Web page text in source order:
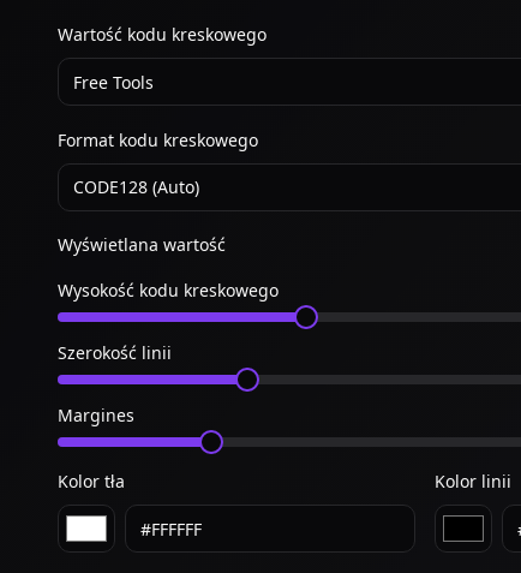
Wartość kodu kreskowego
Format kodu kreskowego
CODE128 (Auto)
Wyświetlana wartość
Wysokość kodu kreskowego
Szerokość linii
Margines
Kolor tła Kolor linii